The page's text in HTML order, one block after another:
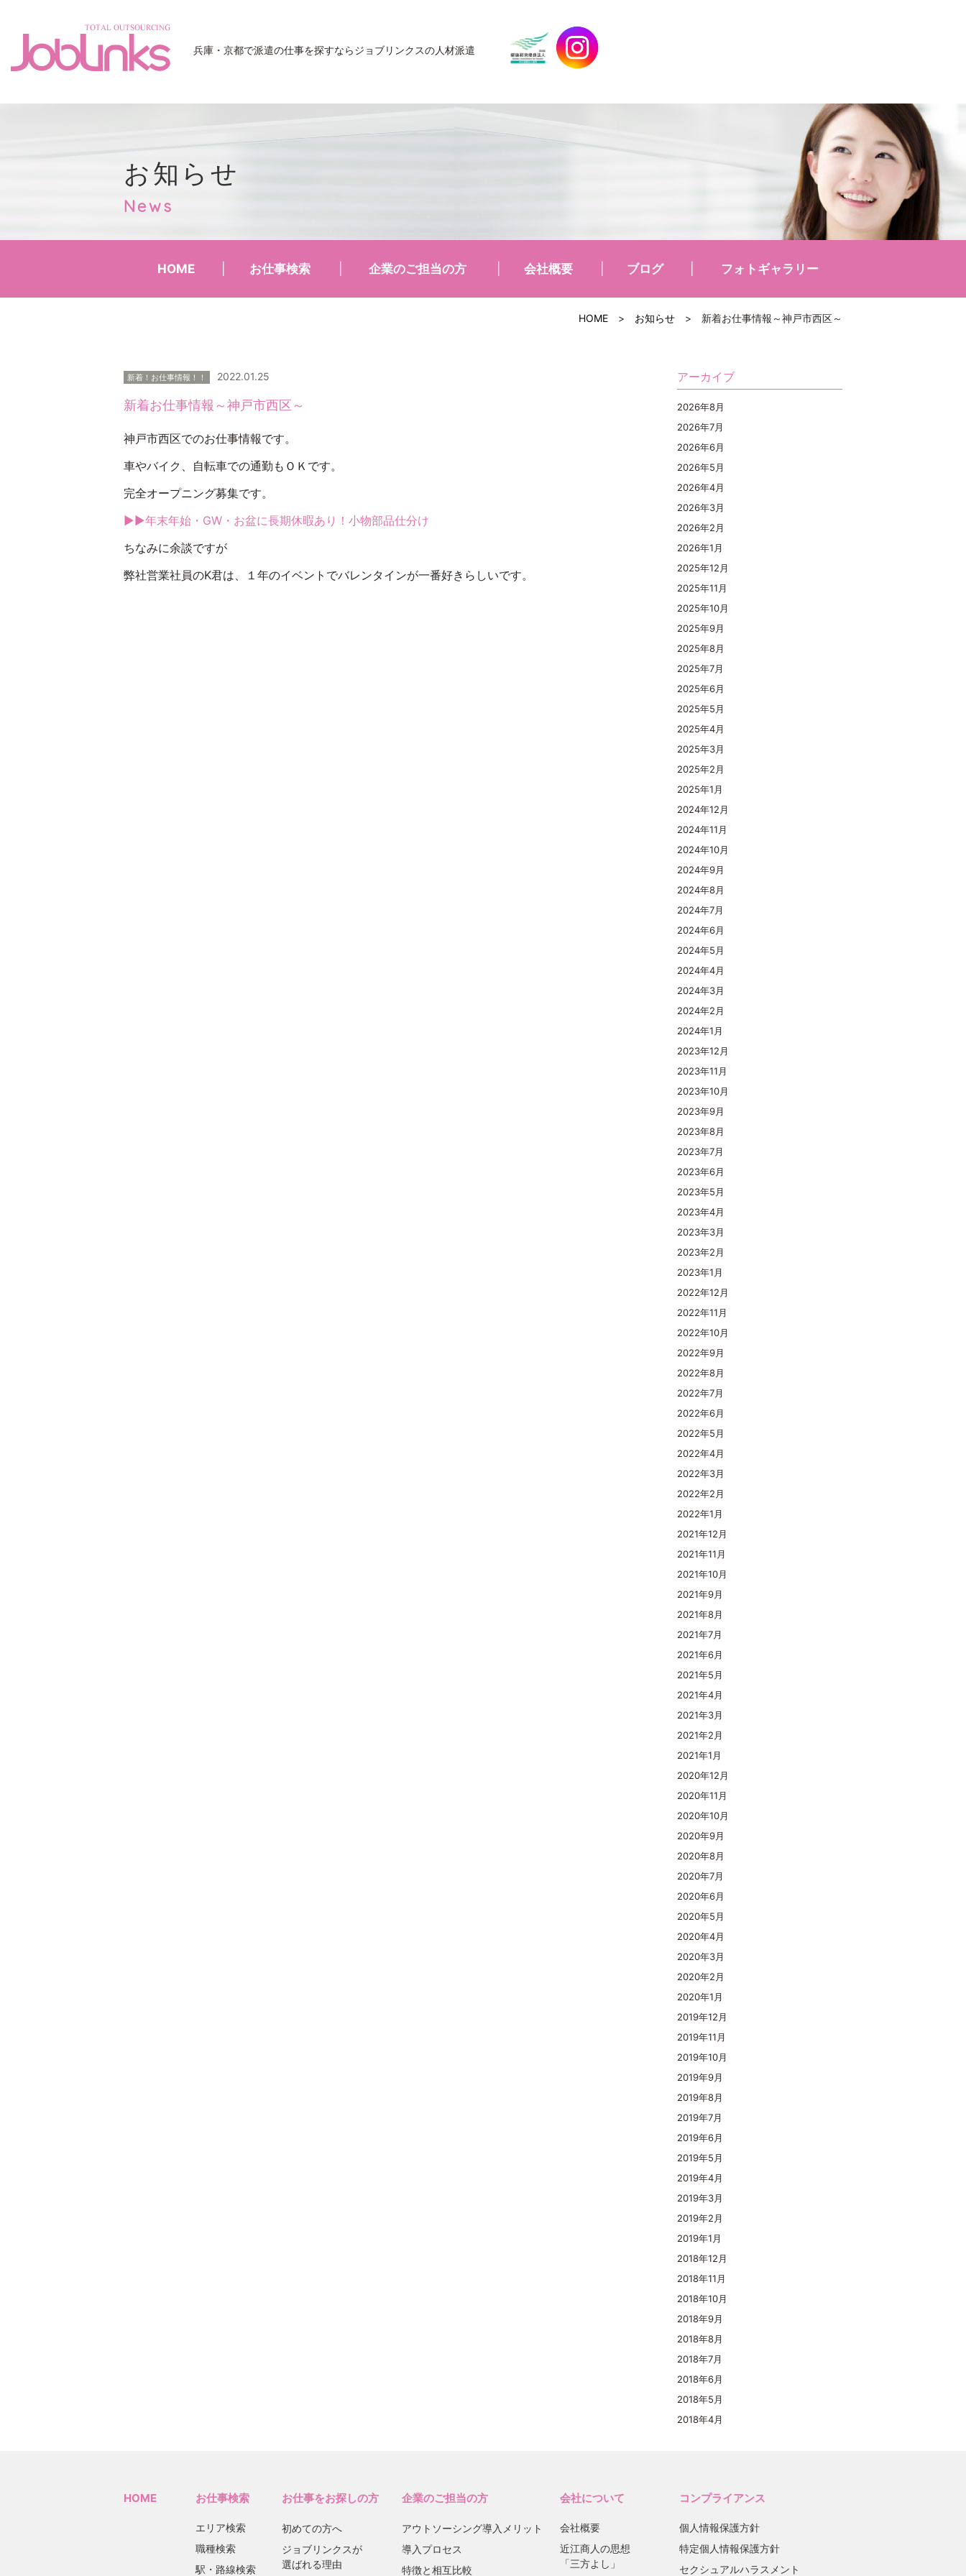
兵庫・京都で派遣の仕事を探すならジョブリンクスの人材派遣
お知らせ
News
HOME お仕事検索 企業のご担当の方 会社概要 ブログ フォトギャラリー
HOME > お知らせ > 新着お仕事情報～神戸市西区～
新着！お仕事情報！！ 2022.01.25
新着お仕事情報～神戸市西区～
神戸市西区でのお仕事情報です。
車やバイク、自転車での通勤もＯＫです。
完全オープニング募集です。
▶▶年末年始・GW・お盆に長期休暇あり！小物部品仕分け
ちなみに余談ですが
弊社営業社員のK君は、１年のイベントでバレンタインが一番好きらしいです。
アーカイブ
2026年8月
2026年7月
2026年6月
2026年5月
2026年4月
2026年3月
2026年2月
2026年1月
2025年12月
2025年11月
2025年10月
2025年9月
2025年8月
2025年7月
2025年6月
2025年5月
2025年4月
2025年3月
2025年2月
2025年1月
2024年12月
2024年11月
2024年10月
2024年9月
2024年8月
2024年7月
2024年6月
2024年5月
2024年4月
2024年3月
2024年2月
2024年1月
2023年12月
2023年11月
2023年10月
2023年9月
2023年8月
2023年7月
2023年6月
2023年5月
2023年4月
2023年3月
2023年2月
2023年1月
2022年12月
2022年11月
2022年10月
2022年9月
2022年8月
2022年7月
2022年6月
2022年5月
2022年4月
2022年3月
2022年2月
2022年1月
2021年12月
2021年11月
2021年10月
2021年9月
2021年8月
2021年7月
2021年6月
2021年5月
2021年4月
2021年3月
2021年2月
2021年1月
2020年12月
2020年11月
2020年10月
2020年9月
2020年8月
2020年7月
2020年6月
2020年5月
2020年4月
2020年3月
2020年2月
2020年1月
2019年12月
2019年11月
2019年10月
2019年9月
2019年8月
2019年7月
2019年6月
2019年5月
2019年4月
2019年3月
2019年2月
2019年1月
2018年12月
2018年11月
2018年10月
2018年9月
2018年8月
2018年7月
2018年6月
2018年5月
2018年4月
HOME お仕事検索
エリア検索
職種検索
駅・路線検索
お仕事をお探しの方
初めての方へ
ジョブリンクスが
選ばれる理由
企業のご担当の方
アウトソーシング導入メリット
導入プロセス
特徴と相互比較
会社について
会社概要
近江商人の思想
「三方よし」
コンプライアンス
個人情報保護方針
特定個人情報保護方針
セクシュアルハラスメント